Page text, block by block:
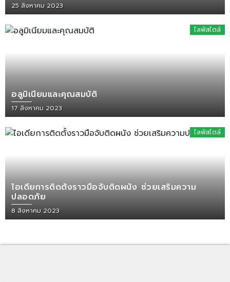
25 สิงหาคม 2023
ไลฟ์สไตล์
อลูมิเนียมและคุณสมบัติ
17 สิงหาคม 2023
ไลฟ์สไตล์
ไอเดียการติดตั้งราวมือจับติดผนัง ช่วยเสริมความ
ปลอดภัย
8 สิงหาคม 2023